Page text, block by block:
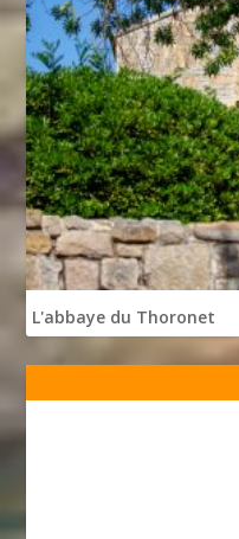
L'abbaye du Thoronet